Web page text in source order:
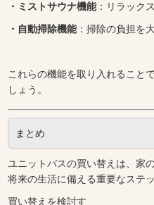
・ミストサウナ機能：リラック
・自動掃除機能：掃除の負担を
これらの機能を取り入れること
しょう。
まとめ
ユニットバスの買い替えは、家
将来の生活に備える重要なステッ
買い替えを検討す